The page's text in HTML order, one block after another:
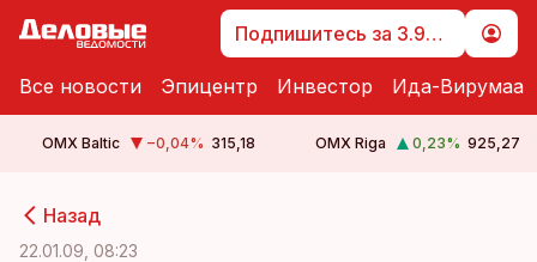
Подпишитесь за 3.99 €
Все новости Эпицентр Инвестор Ида-Вирумаа
OMX Baltic −0,04% 315,18 OMX Riga 0,23% 925,27
Назад
22.01.09, 08:23